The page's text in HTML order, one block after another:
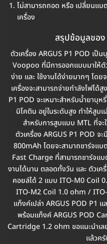
ไม่สามารถถอด หรือ เปลี่ยนแบ
เครื่อง
สรุปข้อมูลของ
ตัวเครื่อง ARGUS P1 POD เป็
Voopoo ที่มีการออกแบบมาให้ตั
ง่าย และ ใช้งานได้ง่ายมากๆ โด
เครื่องจะสามารถจ่ายกำลังไฟได้
P1 POD จะเหมาะสำหรับน้ำยาบุ
นิโคติน อยู่ในระดับสูง ทำให้สูบ
สำหรับการสูบแบบ MTL ที่จ
ตัวเครื่อง ARGUS P1 POD จ
800mAh โดยจะสามาถชาร์จแบ
Fast Charge ที่สามารถชาร์จแบ
งานได้นาน ตลอดทั้งวัน และ ตัวเค
คอยล์ได้ 2 แบบ ITO-M0 Coil
ITO-M2 Coil 1.0 ohm /
แท็งค์เปล่า ARGUS POD P1
พร้อมแท็งค์ ARGUS POD
Cartridge 1.2 ohm ขอแนะนำเ
แล้วค